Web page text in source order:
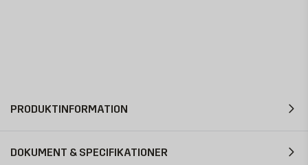
PRODUKTINFORMATION
DOKUMENT & SPECIFIKATIONER